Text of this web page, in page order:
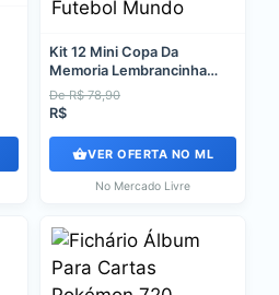
Kit 12 Mini Copa Da
Memoria Lembrancinha
Festa Futebol Mundo
De R$ 78,90
R$
VER OFERTA NO ML
No Mercado Livre